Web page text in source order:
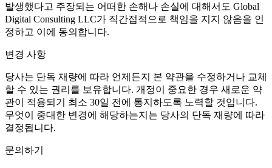
발생했다고 주장되는 어떠한 손해나 손실에 대해서도 Global
Digital Consulting LLC가 직간접적으로 책임을 지지 않음을 인
정하고 이에 동의합니다.
변경 사항
당사는 단독 재량에 따라 언제든지 본 약관을 수정하거나 교체
할 수 있는 권리를 보유합니다. 개정이 중요한 경우 새로운 약
관이 적용되기 최소 30일 전에 통지하도록 노력할 것입니다.
무엇이 중대한 변경에 해당하는지는 당사의 단독 재량에 따라
결정됩니다.
문의하기